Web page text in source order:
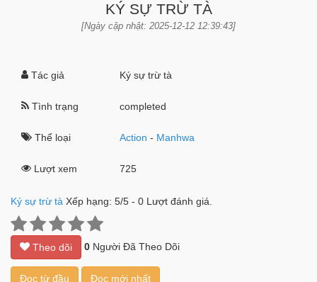
KÝ SỰ TRỪ TÀ
[Ngày cập nhật: 2025-12-12 12:39:43]
Tác giả Ký sự trừ tà
Tình trạng completed
Thể loại Action - Manhwa
Lượt xem 725
Ký sự trừ tà Xếp hạng: 5/5 - 0 Lượt đánh giá.
Theo dõi 0 Người Đã Theo Dõi
Đọc từ đầu Đọc mới nhất